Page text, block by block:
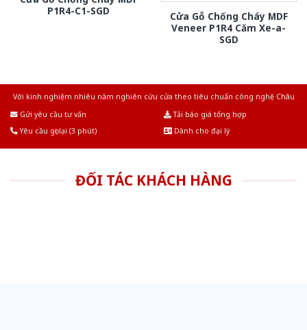
P1R4-C1-SGD
Cửa Gỗ Chống Cháy MDF
Veneer P1R4 Căm Xe-a-
SGD
Với kinh nghiệm nhiêu năm nghiên cứu cửa theo tiêu chuẩn công nghệ Châu
Gửi yêu cầu tư vấn
Tải báo giá tổng hợp
Yêu cầu gọi lại (3 phút)
Dành cho đại lý
ĐỐI TÁC KHÁCH HÀNG